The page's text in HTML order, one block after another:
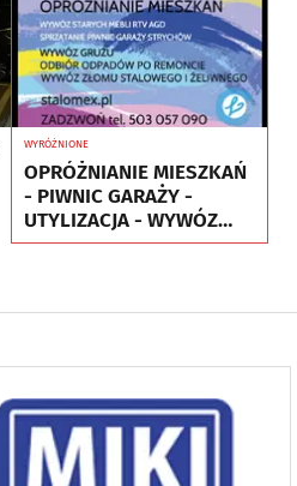
WYRÓŻNIONE
OPRÓŻNIANIE MIESZKAŃ
- PIWNIC GARAŻY -
UTYLIZACJA - WYWÓZ
MEBLI RTV AGD